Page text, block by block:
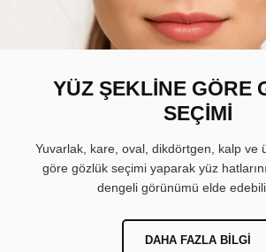
YÜZ ŞEKLİNE GÖRE
SEÇİMİ
Yuvarlak, kare, oval, dikdörtgen, kalp ve
göre gözlük seçimi yaparak yüz
dengeli görünümü elde
DAHA FAZLA BILGI